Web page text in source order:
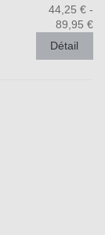
44,25 € -
89,95 €
Détail